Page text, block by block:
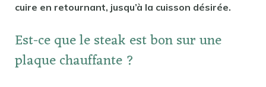
cuire en retournant, jusqu’à la cuisson désirée.
Est-ce que le steak est bon sur une
plaque chauffante ?